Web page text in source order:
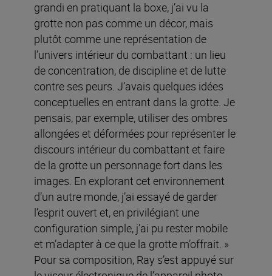
grandi en pratiquant la boxe, j’ai vu la
grotte non pas comme un décor, mais
plutôt comme une représentation de
l’univers intérieur du combattant : un lieu
de concentration, de discipline et de lutte
contre ses peurs. J’avais quelques idées
conceptuelles en entrant dans la grotte. Je
pensais, par exemple, utiliser des ombres
allongées et déformées pour représenter le
discours intérieur du combattant et faire
de la grotte un personnage fort dans les
images. En explorant cet environnement
d’un autre monde, j’ai essayé de garder
l’esprit ouvert et, en privilégiant une
configuration simple, j’ai pu rester mobile
et m’adapter à ce que la grotte m’offrait. »
Pour sa composition, Ray s’est appuyé sur